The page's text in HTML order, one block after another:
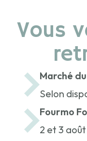
Vous
Marché
Selon
Fourmo
2 et 3 août